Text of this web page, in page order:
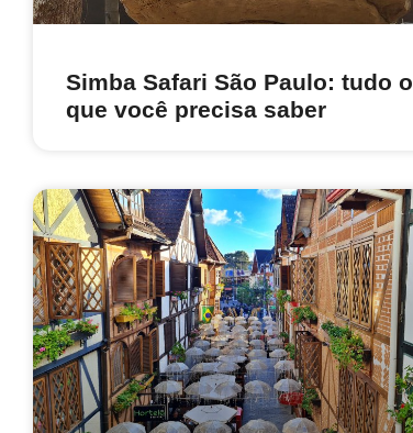
Simba Safari São Paulo: tudo o
que você precisa saber